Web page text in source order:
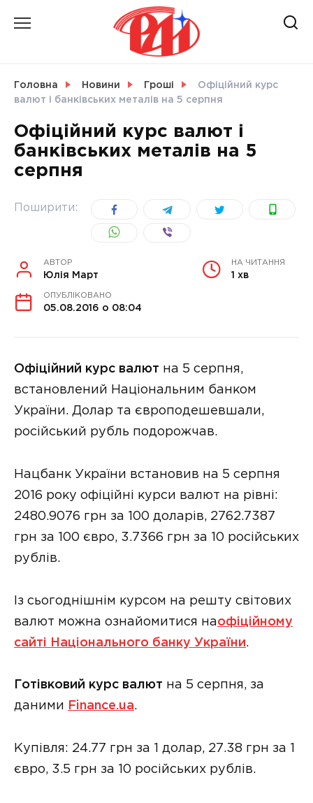
Головна Новини Гроші
Офіційний курс
валют і банківських металів на 5 серпня
Офіційний курс валют і
банківських металів на 5
серпня
Поширити:
АВТОР
Юлія Март
НА ЧИТАННЯ
1 хв
ОПУБЛІКОВАНО
05.08.2016 о 08:04
Офіційний курс валют на 5 серпня,
встановлений Національним банком
України. Долар та європодешевшали,
російський рубль подорожчав.
Нацбанк України встановив на 5 серпня
2016 року офіційні курси валют на рівні:
2480.9076 грн за 100 доларів, 2762.7387
грн за 100 євро, 3.7366 грн за 10 російських
рублів.
Із сьогоднішнім курсом на решту світових
валют можна ознайомитися наофіційному
сайті Національного банку України.
Готівковий курс валют на 5 серпня, за
даними
Finance.ua.
Купівля: 24.77 грн за 1 долар, 27.38 грн за 1
євро, 3.5 грн за 10 російських рублів.